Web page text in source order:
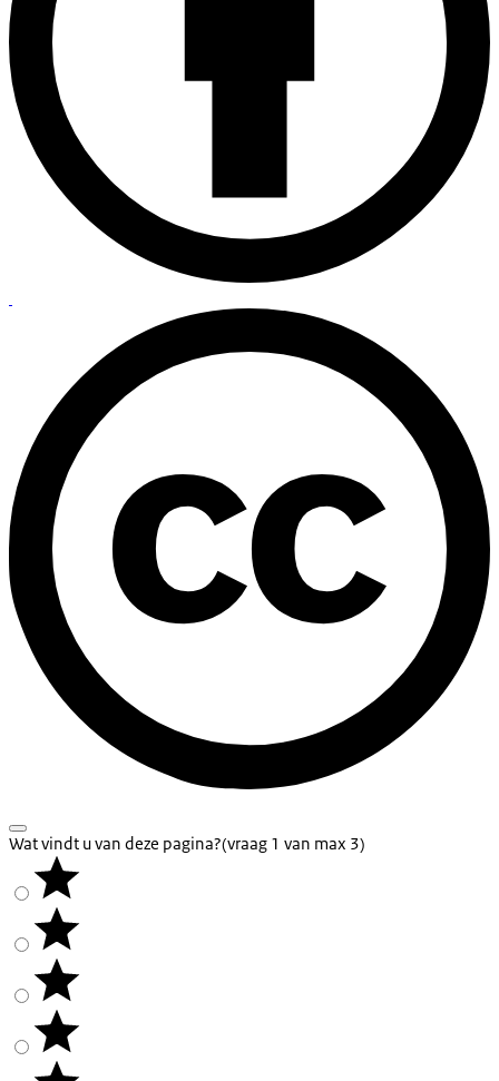
Wat vindt u van deze pagina?(vraag 1 van max 3)